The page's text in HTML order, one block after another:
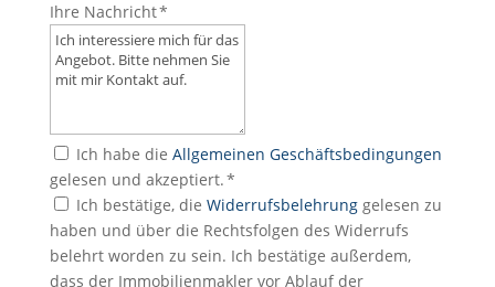
Ihre Nachricht *
Ich habe die Allgemeinen Geschäftsbedingungen
gelesen und akzeptiert. *
Ich bestätige, die Widerrufsbelehrunggelesen zu
haben und über die Rechtsfolgen des Widerrufs
belehrt worden zu sein. Ich bestätige außerdem,
dass der Immobilienmakler vor Ablauf der